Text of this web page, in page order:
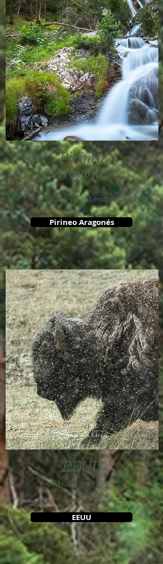
Pirineo
Aragonés
Junio y Septiembre
Pirineo Aragonés
EEUU
P.N. Yellowstone
Mayo
EEUU